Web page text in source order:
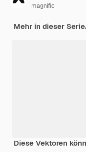
magnific
Mehr in dieser Serie
Diese Vektoren